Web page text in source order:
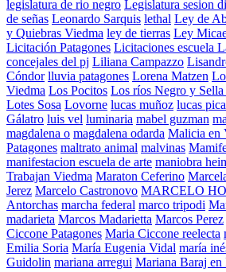
legislatura de rio negro Legislatura sesion
de señas Leonardo Sarquis lethal Ley de
y Quiebras Viedma ley de tierras Ley
Licitación Patagones Licitaciones escuela
concejales del pj Liliana Campazzo
Cóndor lluvia patagones Lorena Matzen
Viedma Los Pocitos Los ríos Negro y Sella
Lotes Sosa Lovorne lucas muñoz lucas pica
Gálatro luis vel luminaria mabel guzman
magdalena o magdalena odarda Malicia en
Patagones maltrato animal malvinas
manifestacion escuela de arte maniobra
Trabajan Viedma Maraton Ceferino
Jerez Marcelo Castronovo MARCELO
Antorchas marcha federal marco tripodi
madarieta Marcos Madarietta Marcos Perez
Ciccone Patagones Maria Ciccone reelecta
Emilia Soria María Eugenia Vidal maría
Guidolin mariana arregui Mariana Baraj en